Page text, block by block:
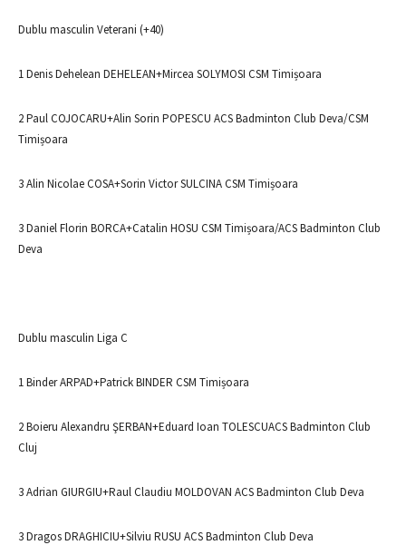
Dublu masculin Veterani (+40)
1 Denis Dehelean DEHELEAN+Mircea SOLYMOSI CSM Timișoara
2 Paul COJOCARU+Alin Sorin POPESCU ACS Badminton Club Deva/CSM
Timișoara
3 Alin Nicolae COSA+Sorin Victor SULCINA CSM Timișoara
3 Daniel Florin BORCA+Catalin HOSU CSM Timișoara/ACS Badminton Club
Deva
Dublu masculin Liga C
1 Binder ARPAD+Patrick BINDER CSM Timișoara
2 Boieru Alexandru ŞERBAN+Eduard Ioan TOLESCUACS Badminton Club
Cluj
3 Adrian GIURGIU+Raul Claudiu MOLDOVAN ACS Badminton Club Deva
3 Dragos DRAGHICIU+Silviu RUSU ACS Badminton Club Deva